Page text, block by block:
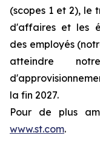
(scopes 1 et 2), le
d'affaires et les
des employés
atteindre
la fin 2027.
Pour de plus
www.st.com.